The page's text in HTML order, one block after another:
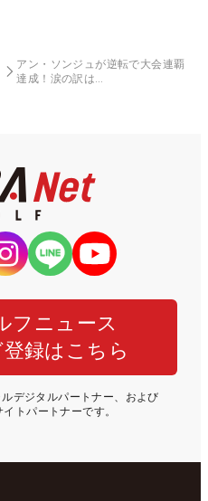
アン・ソンジュが逆転で大会連覇
達成！涙の訳は…
フニュース
録はこちら
デジタルパートナー、および
トパートナーです。